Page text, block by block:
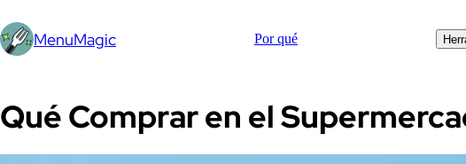
MenuMagic Por qué
Qué Comprar en el